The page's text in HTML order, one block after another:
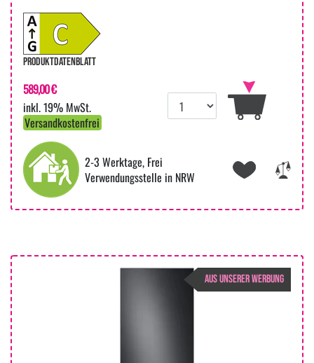
PRODUKTDATENBLATT
589,00 €
inkl. 19% MwSt.
Versandkostenfrei
2-3 Werktage, Frei
Verwendungsstelle in NRW
AUS UNSERER WERBUNG